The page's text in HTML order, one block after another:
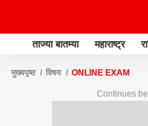
ताज्या बातम्या महाराष्ट्र
मुख्यपृष्ठ विषय ONLINE EXAM
Continues